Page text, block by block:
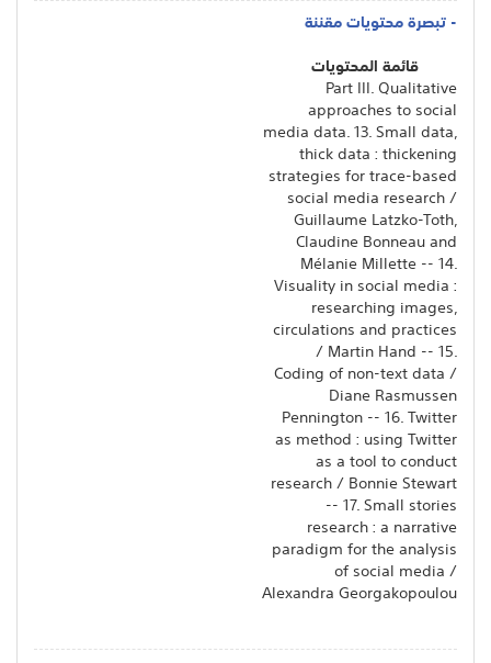
- تبصرة محتويات مقننة
قائمة المحتويات
Part III. Qualitative
approaches to social
media data. 13. Small data,
thick data : thickening
strategies for trace-based
social media research /
Guillaume Latzko-Toth,
Claudine Bonneau and
Mélanie Millette -- 14.
Visuality in social media :
researching images,
circulations and practices
/ Martin Hand -- 15.
Coding of non-text data /
Diane Rasmussen
Pennington -- 16. Twitter
as method : using Twitter
as a tool to conduct
research / Bonnie Stewart
-- 17. Small stories
research : a narrative
paradigm for the analysis
of social media /
Alexandra Georgakopoulou